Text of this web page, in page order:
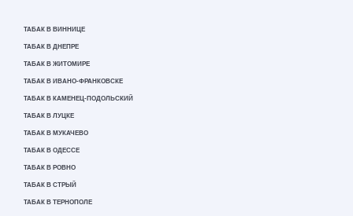
ТАБАК В ВИННИЦЕ
ТАБАК В ДНЕПРЕ
ТАБАК В ЖИТОМИРЕ
ТАБАК В ИВАНО-ФРАНКОВСКЕ
ТАБАК В КАМЕНЕЦ-ПОДОЛЬСКИЙ
ТАБАК В ЛУЦКЕ
ТАБАК В МУКАЧЕВО
ТАБАК В ОДЕССЕ
ТАБАК В РОВНО
ТАБАК В СТРЫЙ
ТАБАК В ТЕРНОПОЛЕ